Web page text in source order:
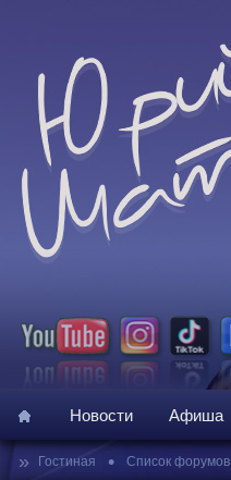
Новости Афиша
» Гостиная • Список форумов